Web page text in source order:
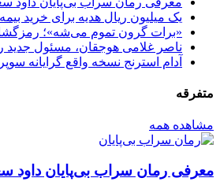
یک میلیون ریال هدیه برای خرید
«برات گرون تموم می‌شه»؛
ناصر غلامی هوجقان، مسئول جدید
آدام استرنج نسخه واقع گرایانه
متفرقه
مشاهده همه
معرفی رمان سراب بی‌پایان داود